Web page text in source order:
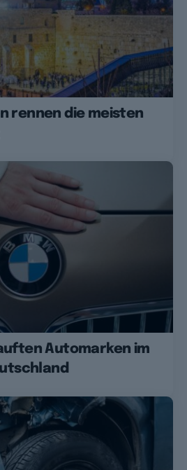
rennen die meisten
Automarken im